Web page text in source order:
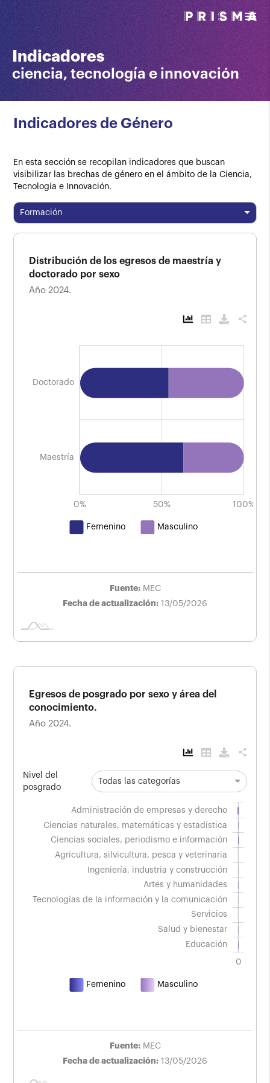
menu
Indicadores
ciencia, tecnología e innovación
Indicadores de Género
En esta sección se recopilan indicadores que buscan
visibilizar las brechas de género en el ámbito de la Ciencia,
Tecnología e Innovación.
Formación
Distribución de los egresos de maestría y
doctorado por sexo
Año 2024.
share
Maestría
Doctorado
L
-100%
-50%
0% 50% 100%
150%
Femenino Masculino
Fuente: MEC
Fecha de actualización: 13/05/2026
Egresos de posgrado por sexo y área del
conocimiento.
Año 2024.
share
Nivel del
posgrado
Todas las categorías
Egresos de posgrado por sexo y área del
conocimiento.
Año 2024.
Tecnologías de la información y la comunicación
Educación
Salud y bienestar
Servicios
Tecnologías de la información y la comunicación
Artes y humanidades
Ingeniería, industria y construcción
Agricultura, silvicultura, pesca y veterinaria
Ciencias sociales, periodismo e información
Ciencias naturales, matemáticas y estadística
Administración de empresas y derecho
L
1500
1000
0
5000
10000
1000
Femenino Masculino
Fuente: MEC
Fecha de actualización: 13/05/2026